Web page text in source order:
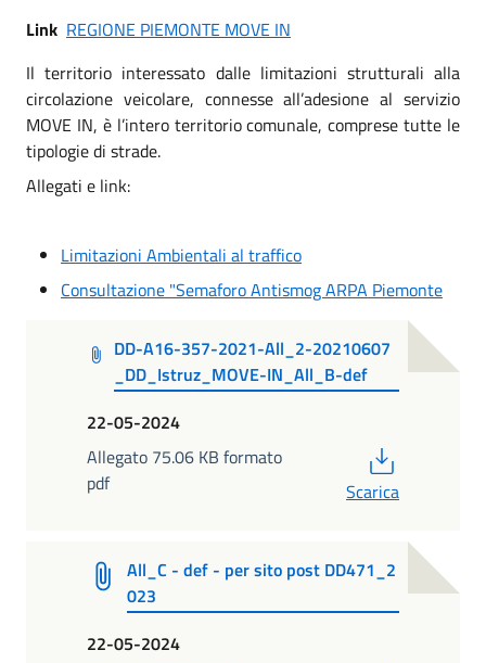
Link REGIONE PIEMONTE MOVE IN
Il territorio interessato dalle limitazioni strutturali alla
circolazione veicolare, connesse all’adesione al servizio
MOVE IN, è l’intero territorio comunale, comprese tutte le
tipologie di strade.
Allegati e link:
Limitazioni Ambientali al traffico
Consultazione "Semaforo Antismog ARPA Piemonte
DD-A16-357-2021-All_2-20210607
_DD_Istruz_MOVE-IN_All_B-def
22-05-2024
Allegato 75.06 KB formato
pdf
Scarica
All_C - def - per sito post DD471_2
023
22-05-2024